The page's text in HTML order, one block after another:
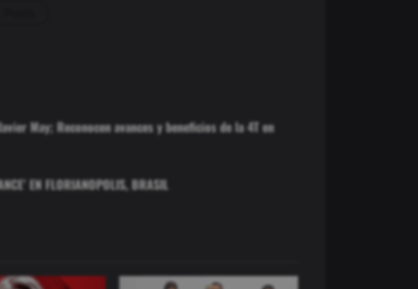
May; Reconocen avances y beneficios de la 4T en
EN FLORIANOPOLIS, BRASIL